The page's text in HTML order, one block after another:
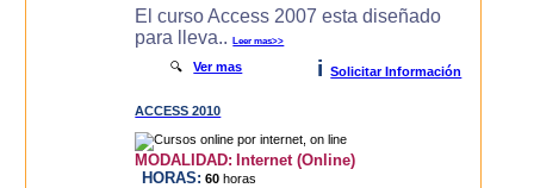
El curso Access 2007 esta diseñado
para lleva..Leer mas>>
🔍Ver mas i Solicitar Información
ACCESS 2010
MODALIDAD: Internet (Online)
HORAS: 60 horas